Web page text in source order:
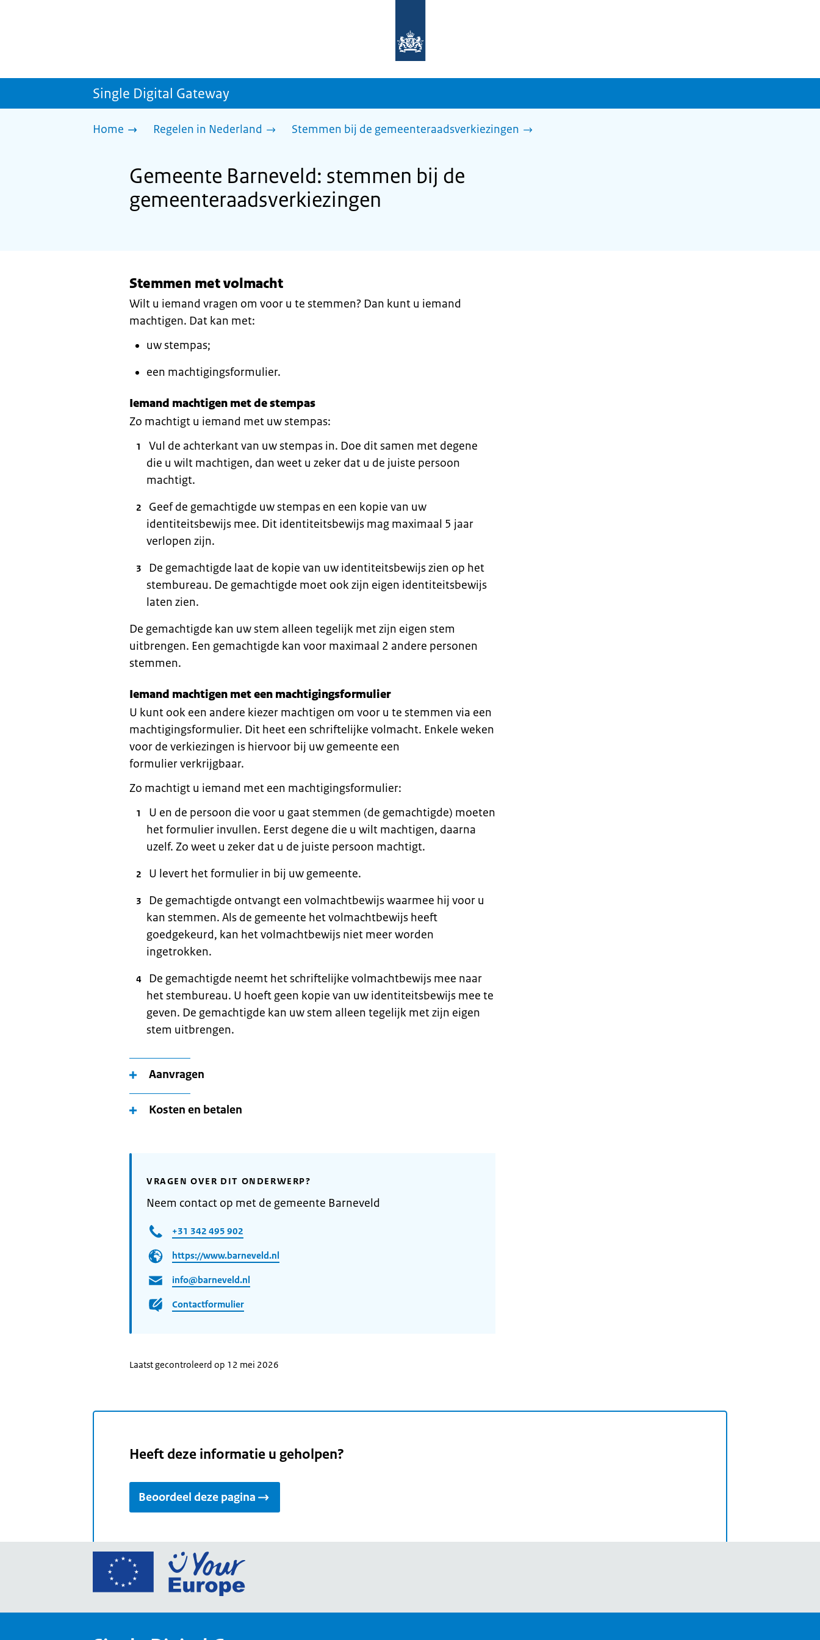
homepage
sdg.rijksoverheid.nl
Single Digital Gateway
Home Regelen in Nederland Stemmen bij de gemeenteraadsverkiezingen
Gemeente Barneveld: stemmen bij de
gemeenteraadsverkiezingen
Stemmen met volmacht
Wilt u iemand vragen om voor u te stemmen? Dan kunt u iemand
machtigen. Dat kan met:
uw stempas;
een machtigingsformulier.
Iemand machtigen met de stempas
Zo machtigt u iemand met uw stempas:
Vul de achterkant van uw stempas in. Doe dit samen met degene
die u wilt machtigen, dan weet u zeker dat u de juiste persoon
machtigt.
Geef de gemachtigde uw stempas en een kopie van uw
identiteitsbewijs mee. Dit identiteitsbewijs mag maximaal 5 jaar
verlopen zijn.
De gemachtigde laat de kopie van uw identiteitsbewijs zien op het
stembureau. De gemachtigde moet ook zijn eigen identiteitsbewijs
laten zien.
De gemachtigde kan uw stem alleen tegelijk met zijn eigen stem
uitbrengen. Een gemachtigde kan voor maximaal 2 andere personen
stemmen.
Iemand machtigen met een machtigingsformulier
U kunt ook een andere kiezer machtigen om voor u te stemmen via een
machtigingsformulier. Dit heet een schriftelijke volmacht. Enkele weken
voor de verkiezingen is hiervoor bij uw gemeente een
formulier verkrijgbaar.
Zo machtigt u iemand met een machtigingsformulier:
U en de persoon die voor u gaat stemmen (de gemachtigde) moeten
het formulier invullen. Eerst degene die u wilt machtigen, daarna
uzelf. Zo weet u zeker dat u de juiste persoon machtigt.
U levert het formulier in bij uw gemeente.
De gemachtigde ontvangt een volmachtbewijs waarmee hij voor u
kan stemmen. Als de gemeente het volmachtbewijs heeft
goedgekeurd, kan het volmachtbewijs niet meer worden
ingetrokken.
De gemachtigde neemt het schriftelijke volmachtbewijs mee naar
het stembureau. U hoeft geen kopie van uw identiteitsbewijs mee te
geven. De gemachtigde kan uw stem alleen tegelijk met zijn eigen
stem uitbrengen.
Aanvragen
Kosten en betalen
VRAGEN OVER DIT ONDERWERP?
Neem contact op met de gemeente Barneveld
+31 342 495 902
https://www.barneveld.nl
info@barneveld.nl
Contactformulier
Laatst gecontroleerd op 12 mei 2026
Heeft deze informatie u geholpen?
Beoordeel deze pagina
Ga
homepage